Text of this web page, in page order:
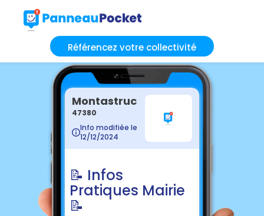
Référencez votre collectivité
Montastruc
47380
Info modifiée le
12/12/2024
📝 Infos
Pratiques Mairie
📝